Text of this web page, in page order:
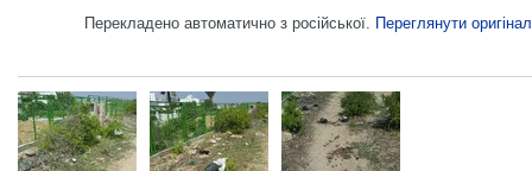
Перекладено автоматично з російської. Переглянути оригінал